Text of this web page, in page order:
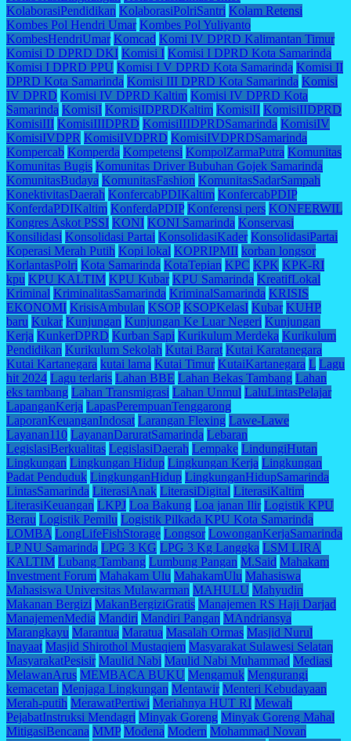
KolaborasiPendidikan KolaborasiPolriSantri Kolam Retensi
Kombes Pol Hendri Umar Kombes Pol Yuliyanto
KombesHendriUmar Komcad Komi IV DPRD Kalimantan Timur
Komisi D DPRD DKI Komisi I Komisi I DPRD Kota Samarinda
Komisi I DPRD PPU Komisi I V DPRD Kota Samarinda Komisi II
DPRD Kota Samarinda Komisi III DPRD Kota Samarinda Komisi
IV DPRD Komisi IV DPRD Kaltim Komisi IV DPRD Kota
Samarinda KomisiI KomisiIDPRDKaltim KomisiII KomisiIIDPRD
KomisiIII KomisiIIIDPRD KomisiIIIDPRDSamarinda KomisiIV
KomisiIVDPR KomisiIVDPRD KomisiIVDPRDSamarinda
Kompercab Komperda Kompetensi KompolZarmaPutra Komunitas
Komunitas Bugis Komunitas Driver Bubuhan Gojek Samarinda
KomunitasBudaya KomunitasFashion KomunitasSadarSampah
KonektivitasDaerah KonfercabPDIKaltim KonfercabPDIP
KonferdaPDIKaltim KonferdaPDIP Konferensi pers KONFERWIL
Kongres Askot PSSI KONI KONI Samarinda Konservasi
Konsilidasi Konsolidasi Partai KonsolidasiKader KonsolidasiPartai
Koperasi Merah Putih Kopi lokal KOPRIPMII korban longsor
KorlantasPolri Kota Samarinda KotaTepian KPC KPK KPK-RI
kpu KPU KALTIM KPU Kubar KPU Samarinda KreatifLokal
Kriminal KriminalitasSamarinda KriminalSamarinda KRISIS
EKONOMI KrisisAmbulan KSOP KSOPKelasI Kubar KUHP
baru Kukar Kunjungan Kunjungan Ke Luar Negeri Kunjungan
Kerja KunkerDPRD Kurban Sapi Kurikulum Merdeka Kurikulum
Pendidikan Kurikulum Sekolah Kutai Barat Kutai Karatanegara
Kutai Kartanegara kutai lama Kutai Timur KutaiKartanegara L Lagu
hit 2024 Lagu terlaris Lahan BBE Lahan Bekas Tambang Lahan
eks tambang Lahan Transmigrasi Lahan Unmul LaluLintasPelajar
LapanganKerja LapasPerempuanTenggarong
LaporanKeuanganIndosat Larangan Flexing Lawe-Lawe
Layanan110 LayananDaruratSamarinda Lebaran
LegislasiBerkualitas LegislasiDaerah Lempake LindungiHutan
Lingkungan Lingkungan Hidup Lingkungan Kerja Lingkungan
Padat Penduduk LingkunganHidup LingkunganHidupSamarinda
LintasSamarinda LiterasiAnak LiterasiDigital LiterasiKaltim
LiterasiKeuangan LKPJ Loa Bakung Loa janan Ilir Logistik KPU
Berau Logistik Pemilu Logistik Pilkada KPU Kota Samarinda
LOMBA LongLifeFishStorage Longsor LowonganKerjaSamarinda
LP NU Samarinda LPG 3 KG LPG 3 Kg Langgka LSM LIRA
KALTIM Lubang Tambang Lumbung Pangan M.Said Mahakam
Investment Forum Mahakam Ulu MahakamUlu Mahasiswa
Mahasiswa Universitas Mulawarman MAHULU Mahyudin
Makanan Bergizi MakanBergiziGratis Manajemen RS Haji Darjad
ManajemenMedia Mandiri Mandiri Pangan MAndriansya
Marangkayu Marantua Maratua Masalah Ormas Masjid Nurul
Inayaat Masjid Shirothol Mustaqiem Masyarakat Sulawesi Selatan
MasyarakatPesisir Maulid Nabi Maulid Nabi Muhammad Mediasi
MelawanArus MEMBACA BUKU Mengamuk Mengurangi
kemacetan Menjaga Lingkungan Mentawir Menteri Kebudayaan
Merah-putih MerawatPertiwi Meriahnya HUT RI Mewah
PejabatInstruksi Mendagri Minyak Goreng Minyak Goreng Mahal
MitigasiBencana MMP Modena Modern Mohammad Novan